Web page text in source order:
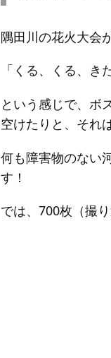
隅田川の花火大会
「くる、くる、き
という感じで、ボ
空けたりと、それ
何も障害物のない
す！
では、700枚（撮